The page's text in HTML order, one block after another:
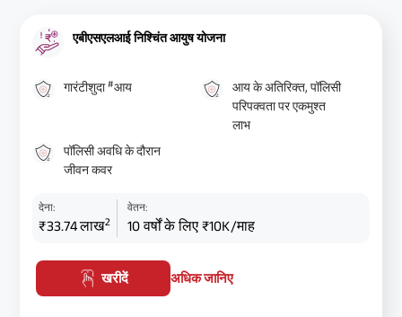
एबीएसएलआई निश्चिंत आयुष योजना
गारंटीशुदा#आय
आय के अतिरिक्त, पॉलिसी
परिपक्वता पर एकमुश्त
लाभ
पॉलिसी अवधि के दौरान
जीवन कवर
देना:
₹33.74 लाख2
वेतन:
10 वर्षों के लिए ₹10K/माह
खरीदें अधिक जानिए